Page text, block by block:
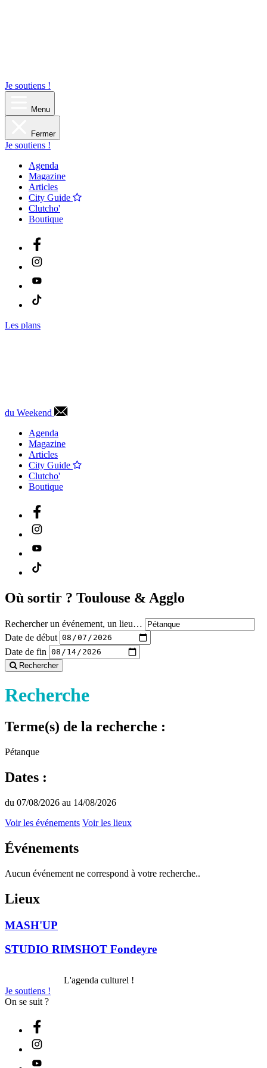
Je soutiens !
Menu
Fermer
Je soutiens !
Agenda
Magazine
Articles
City Guide
Clutcho'
Boutique
Les plans
du Weekend
Agenda
Magazine
Articles
City Guide
Clutcho'
Boutique
Où sortir ? Toulouse & Agglo
Rechercher un événement, un lieu…
Date de début
Date de fin
Rechercher
Recherche
Terme(s) de la recherche :
Pétanque
Dates :
du 07/08/2026 au 14/08/2026
Voir les événements Voir les lieux
Événements
Aucun événement ne correspond à votre recherche..
Lieux
MASH'UP
STUDIO RIMSHOT Fondeyre
L'agenda culturel !
Je soutiens !
On se suit ?